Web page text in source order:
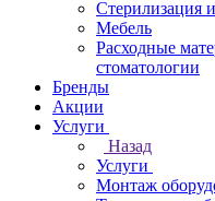
Стерилизация
Мебель
Расходные
стоматологии
Бренды
Акции
Услуги
Назад
Услуги
Монтаж